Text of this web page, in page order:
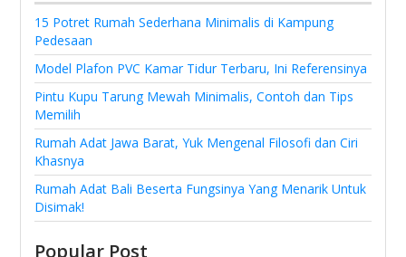
15 Potret Rumah Sederhana Minimalis di Kampung
Pedesaan
Model Plafon PVC Kamar Tidur Terbaru, Ini Referensinya
Pintu Kupu Tarung Mewah Minimalis, Contoh dan Tips
Memilih
Rumah Adat Jawa Barat, Yuk Mengenal Filosofi dan Ciri
Khasnya
Rumah Adat Bali Beserta Fungsinya Yang Menarik Untuk
Disimak!
Popular Post